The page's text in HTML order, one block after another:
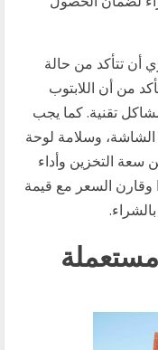
أن تتأكد من حالة
من أن اللابتوب
تقنية. كما يجب
وسلامة لوحة
سعة التخزين وأداء
وقارن السعر مع قيمة